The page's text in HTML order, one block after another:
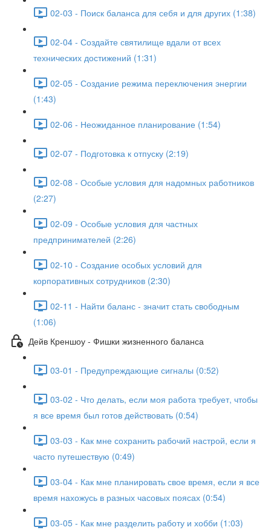
02-03 - Поиск баланса для себя и для других (1:38)
02-04 - Создайте святилище вдали от всех
технических достижений (1:31)
02-05 - Создание режима переключения энергии
(1:43)
02-06 - Неожиданное планирование (1:54)
02-07 - Подготовка к отпуску (2:19)
02-08 - Особые условия для надомных работников
(2:27)
02-09 - Особые условия для частных
предпринимателей (2:26)
02-10 - Создание особых условий для
корпоративных сотрудников (2:30)
02-11 - Найти баланс - значит стать свободным
(1:06)
Дейв Креншоу - Фишки жизненного баланса
03-01 - Предупреждающие сигналы (0:52)
03-02 - Что делать, если моя работа требует, чтобы
я все время был готов действовать (0:54)
03-03 - Как мне сохранить рабочий настрой, если я
часто путешествую (0:49)
03-04 - Как мне планировать свое время, если я все
время нахожусь в разных часовых поясах (0:54)
03-05 - Как мне разделить работу и хобби (1:03)